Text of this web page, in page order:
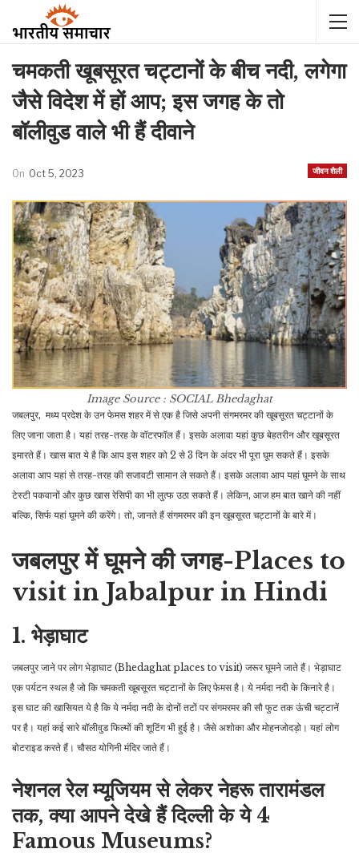
चमकती खूबसूरत चट्टानों के बीच नदी, लगेगा
जैसे विदेश में हों आप; इस जगह के तो
बॉलीवुड वाले भी हैं दीवाने
जीवन शैली
On Oct 5, 2023
Image Source : SOCIALBhedaghat
जबलपुर, मध्य प्रदेश के उन फेमस शहर में से एक है जिसे अपनी संगमरमर की खूबसूरत चट्टानों के
लिए जाना जाता है। यहां तरह-तरह के वॉटरफॉल हैं। इसके अलावा यहां कुछ बेहतरीन और खूबसूरत
इमारते हैं। खास बात ये है कि आप इस शहर को 2 से 3 दिन के अंदर भी पूरा घूम सकते हैं। इसके
अलावा आप यहां से तरह-तरह की सजावटी सामान ले सकते हैं। इसके अलावा आप यहां घूमने के साथ
टेस्टी पकवानों और कुछ खास रेसिपी का भी लुत्फ उठा सकते हैं। लेकिन, आज हम बात खाने की नहीं
बल्कि, सिर्फ यहां घूमने की करेंगे। तो, जानते हैं संगमरमर की इन खूबसूरत चट्टानों के बारे में।
जबलपुर में घूमने की जगह-Places to
visit in Jabalpur in Hindi
1. भेड़ाघाट
जबलपुर जाने पर लोग भेड़ाघाट (Bhedaghat places to visit) जरूर घूमने जाते हैं। भेड़ाघाट
एक पर्यटन स्थल है जो कि चमकती खूबसूरत चट्टानों के लिए फेमस है। ये नर्मदा नदी के किनारे है।
इस घाट की खासियत ये है कि ये नर्मदा नदी के दोनों तटों पर संगमरमर की सौ फुट तक ऊंची चट्टानें
पर है। यहां कई सारे बॉलीवुड फिल्मों की शूटिंग भी हुई है। जैसे अशोका और मोहनजोदड़ो। यहां लोग
बोटराइड करते हैं। चौसठ योगिनी मंदिर जाते हैं।
नेशनल रेल म्यूजियम से लेकर नेहरू तारामंडल
तक, क्या आपने देखे हैं दिल्ली के ये 4
Famous Museums?